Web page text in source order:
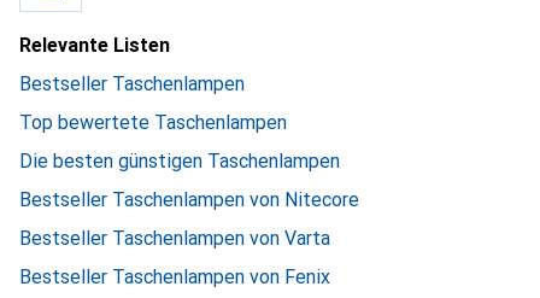
Relevante Listen
Bestseller Taschenlampen
Top bewertete Taschenlampen
Die besten günstigen Taschenlampen
Bestseller Taschenlampen von Nitecore
Bestseller Taschenlampen von Varta
Bestseller Taschenlampen von Fenix